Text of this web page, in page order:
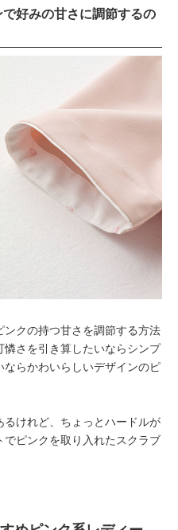
好みの甘さに調節するの
クの持つ甘さを調節する方法
さを引き算したいならシンプ
らかわいらしいデザインのピ
るけれど、ちょっとハードルが
ピンクを取り入れたスクラブ